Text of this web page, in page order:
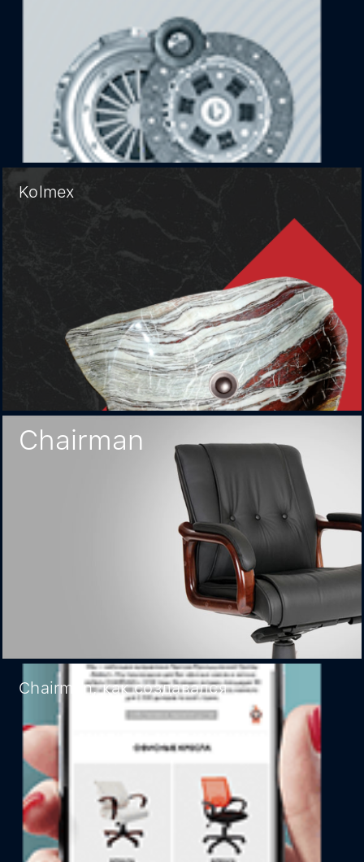
Kolmex
Chairman
Chairman, как создавался